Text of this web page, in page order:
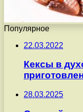
Популярное
22.03.2022
Кексы в
28.03.2025